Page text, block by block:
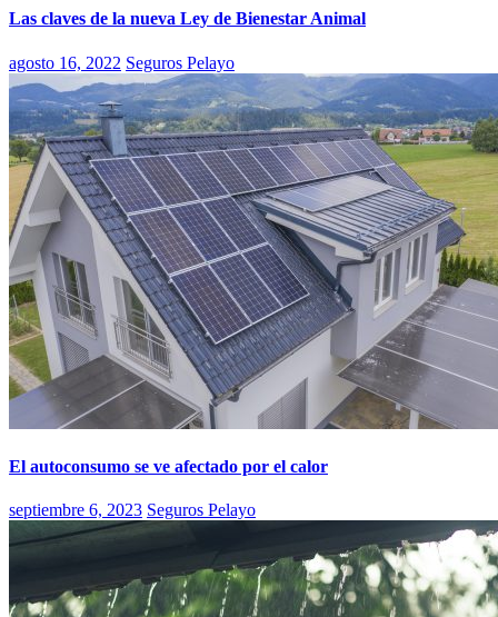
Las claves de la nueva Ley de Bienestar Animal
agosto 16, 2022 Seguros Pelayo
El autoconsumo se ve afectado por el calor
septiembre 6, 2023 Seguros Pelayo